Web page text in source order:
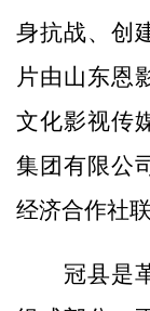
身抗战、创
片由山东恩
文化影视传
集团有限公
经济合作社
冠县是革